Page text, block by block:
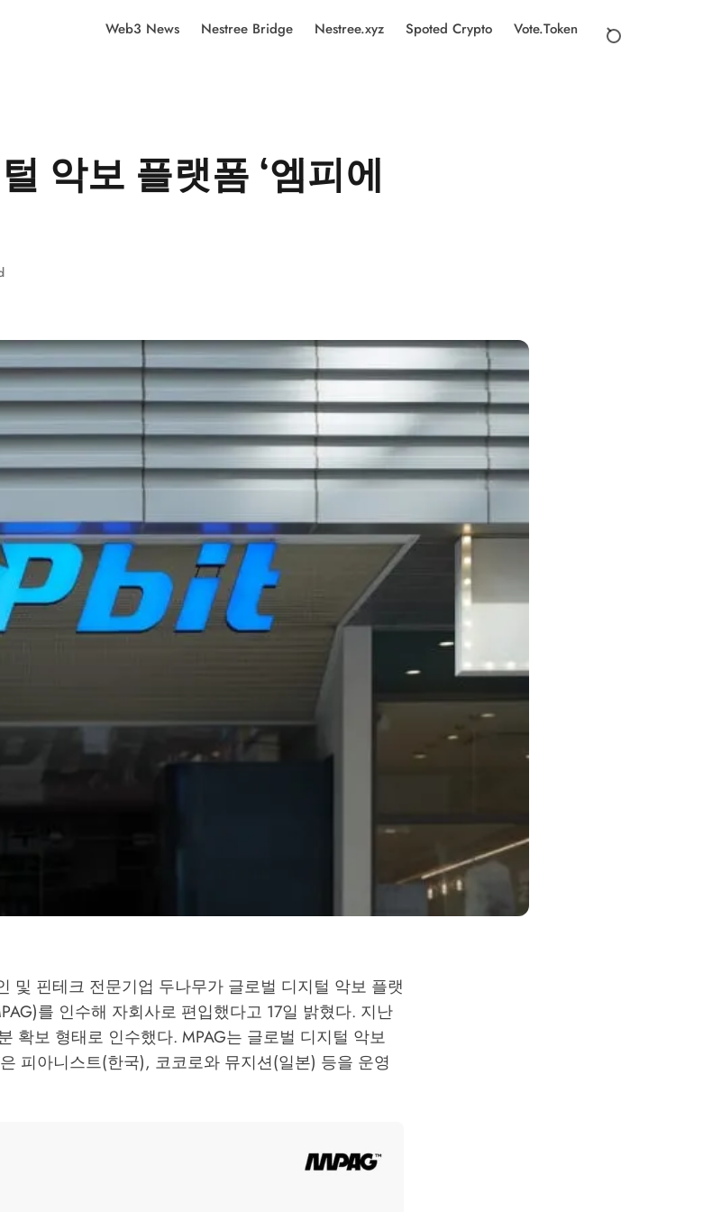
Web3 News Nestree Bridge Nestree.xyz Spoted Crypto Vote.Token
악보 플랫폼 ‘엠피에
및 핀테크 전문기업 두나무가 글로벌 디지털 악보 플랫
를 인수해 자회사로 편입했다고 17일 밝혔다. 지난
확보 형태로 인수했다. MPAG는 글로벌 디지털 악보
피아니스트(한국), 코코로와 뮤지션(일본) 등을 운영